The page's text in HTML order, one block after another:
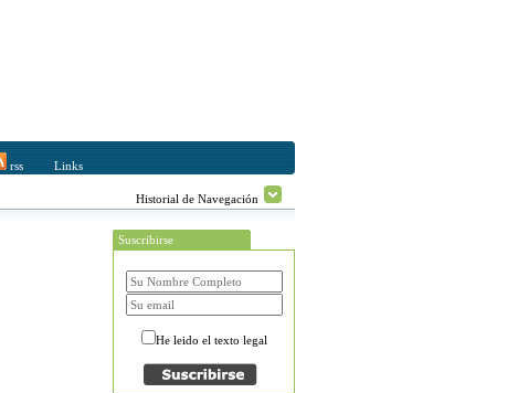
rss Links
Historial de Navegación
Suscribirse
He leido el texto legal